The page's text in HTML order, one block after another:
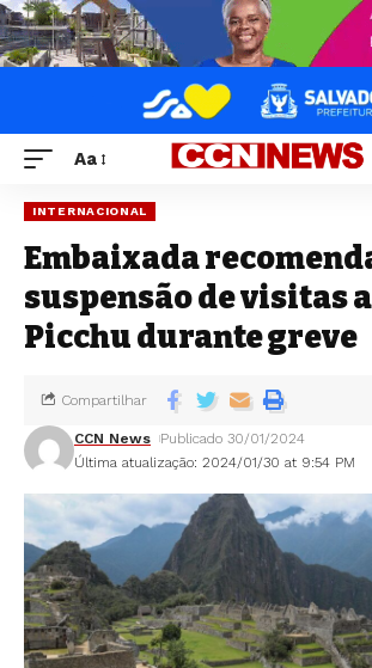
Aa
INTERNACIONAL
Embaixada
suspensão de visitas
Picchu durante greve
Última atualização: 2024/01/30 at 9:54 PM
CCN News Publicado 30/01/2024
Compartilhar